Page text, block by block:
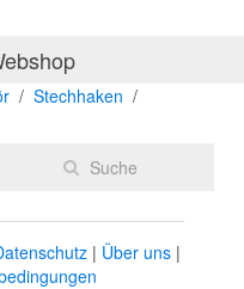
Stechhaken
| Über uns|